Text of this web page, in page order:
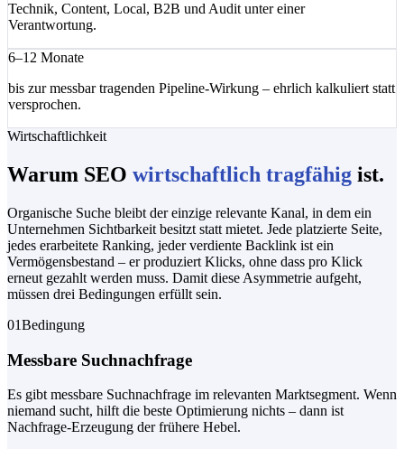
Technik, Content, Local, B2B und Audit unter einer
Verantwortung.
6–12 Monate
bis zur messbar tragenden Pipeline-Wirkung – ehrlich kalkuliert statt
versprochen.
Wirtschaftlichkeit
Warum SEO wirtschaftlich tragfähig ist.
Organische Suche bleibt der einzige relevante Kanal, in dem ein
Unternehmen Sichtbarkeit besitzt statt mietet. Jede platzierte Seite,
jedes erarbeitete Ranking, jeder verdiente Backlink ist ein
Vermögensbestand – er produziert Klicks, ohne dass pro Klick
erneut gezahlt werden muss. Damit diese Asymmetrie aufgeht,
müssen drei Bedingungen erfüllt sein.
01Bedingung
Messbare Suchnachfrage
Es gibt messbare Suchnachfrage im relevanten Marktsegment. Wenn
niemand sucht, hilft die beste Optimierung nichts – dann ist
Nachfrage-Erzeugung der frühere Hebel.